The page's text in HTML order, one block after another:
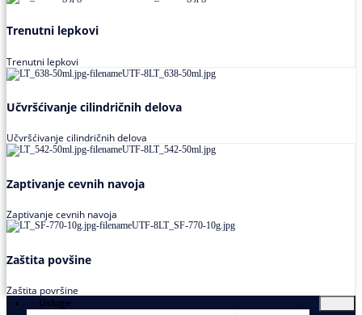
Trenutni lepkovi
Trenutni lepkovi
Učvršćivanje cilindričnih delova
Učvršćivanje cilindričnih delova
Zaptivanje cevnih navoja
Zaptivanje cevnih navoja
Zaštita povšine
Zaštita površine
Usluge